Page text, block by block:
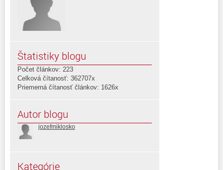
Štatistiky blogu
Počet článkov: 223
Celková čítanosť: 362707x
Priemerná čítanosť článkov: 1626x
Autor blogu
jozefmiklosko
Kategórie